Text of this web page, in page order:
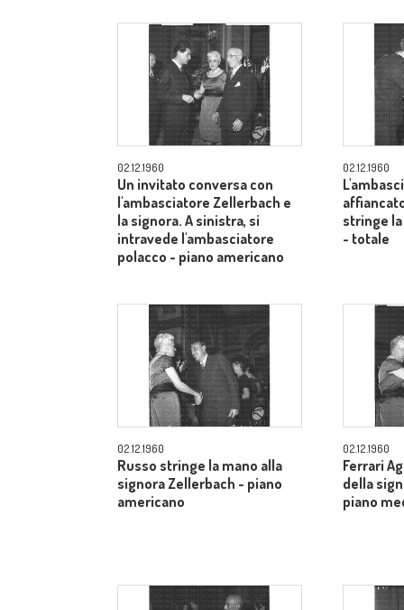
02.12.1960
Un invitato conversa con
l'ambasciatore Zellerbach e
la signora. A sinistra, si
intravede l'ambasciatore
polacco - piano americano
02.12.1960
stringe
- totale
02.12.1960
Russo stringe la mano alla
signora Zellerbach - piano
americano
02.12.1960
Ferrari
della
piano